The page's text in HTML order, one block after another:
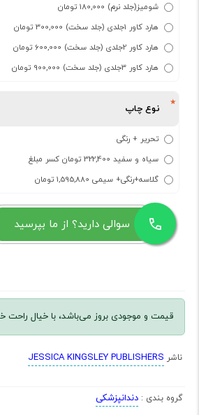
شومیز(جلد نرم) 180,000 تومان
هارد کاور 1جلدی (جلد سخت) 300,000 تومان
هارد کاور 2جلدی (جلد سخت) 600,000 تومان
هارد کاور 3جلدی (جلد سخت) 900,000 تومان
نوع چاپ
تحریر + رنگی
سیاه و سفید 322,400 تومان کسر مبلغ
گلاسه+رنگی+ سیمی 1,595,880 تومان
سوالی دارید؟ از ما بپرسید
قیمت و موجودی بروز می‌باشد، با خیال راحت
ناشر JESSICA KINGSLEY PUBLISHERS
گروه بندی : دندانپزشکی